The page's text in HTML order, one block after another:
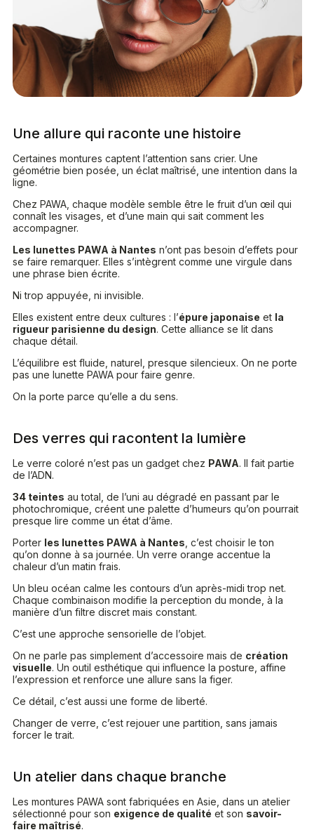
Une allure qui raconte une histoire
Certaines montures captent l’attention sans crier. Une
géométrie bien posée, un éclat maîtrisé, une intention dans la
ligne.
Chez PAWA, chaque modèle semble être le fruit d’un œil qui
connaît les visages, et d’une main qui sait comment les
accompagner.
Les lunettes PAWA à Nantes n’ont pas besoin d’effets pour
se faire remarquer. Elles s’intègrent comme une virgule dans
une phrase bien écrite.
Ni trop appuyée, ni invisible.
Elles existent entre deux cultures : l’épure japonaise et la
rigueur parisienne du design. Cette alliance se lit dans
chaque détail.
L’équilibre est fluide, naturel, presque silencieux. On ne porte
pas une lunette PAWA pour faire genre.
On la porte parce qu’elle a du sens.
Des verres qui racontent la lumière
Le verre coloré n’est pas un gadget chez PAWA. Il fait partie
de l’ADN.
34 teintes au total, de l’uni au dégradé en passant par le
photochromique, créent une palette d’humeurs qu’on pourrait
presque lire comme un état d’âme.
Porter les lunettes PAWA à Nantes , c’est choisir le ton
qu’on donne à sa journée. Un verre orange accentue la
chaleur d’un matin frais.
Un bleu océan calme les contours d’un après-midi trop net.
Chaque combinaison modifie la perception du monde, à la
manière d’un filtre discret mais constant.
C’est une approche sensorielle de l’objet.
On ne parle pas simplement d’accessoire mais de création
visuelle. Un outil esthétique qui influence la posture, affine
l’expression et renforce une allure sans la figer.
Ce détail, c’est aussi une forme de liberté.
Changer de verre, c’est rejouer une partition, sans jamais
forcer le trait.
Un atelier dans chaque branche
Les montures PAWA sont fabriquées en Asie, dans un atelier
sélectionné pour son exigence de qualité et son savoir-
faire maîtrisé.